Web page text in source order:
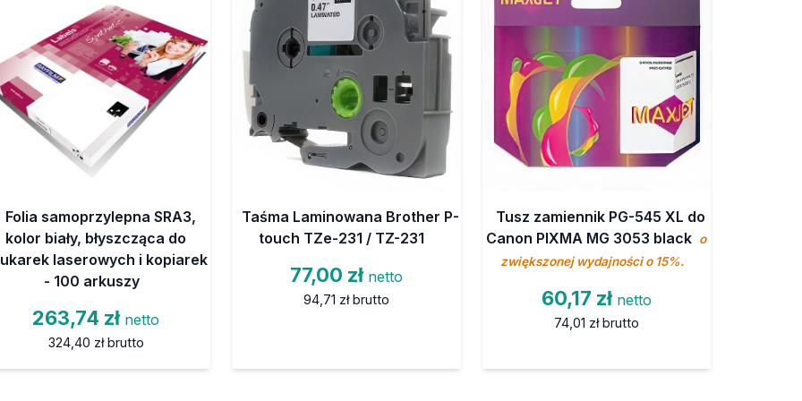
Folia samoprzylepna SRA3,
kolor biały, błyszcząca do
laserowych i kopiarek
- 100 arkuszy
263,74 zł netto
324,40 zł brutto
Taśma Laminowana Brother P-
touch TZe-231 / TZ-231
77,00 zł netto
94,71 zł brutto
Tusz zamiennik PG-545 XL do
Canon PIXMA MG 3053 black o
zwiększonej wydajności o 15%.
60,17 zł netto
74,01 zł brutto